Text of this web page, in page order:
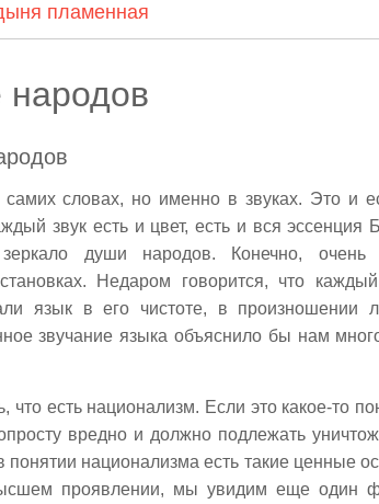
пламенная
народов
словах, но именно в звуках. Это и
звук есть и цвет, есть и вся эссенция
души народов. Конечно, очень
Недаром говорится, что
язык в его чистоте, в произношении
звучание языка объяснило бы нам
есть национализм. Если это какое-то
вредно и должно подлежать
понятии национализма есть такие ценные
проявлении, мы увидим еще один